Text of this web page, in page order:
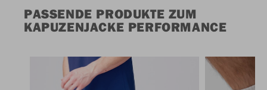
PASSENDE PRODUKTE ZUM
KAPUZENJACKE PERFORMANCE